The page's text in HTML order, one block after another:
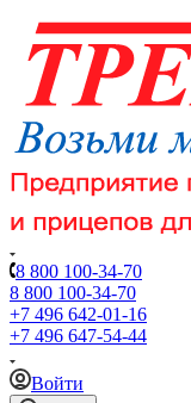
8 800 100-34-70
8 800 100-34-70
+7 496 642-01-16
+7 496 647-54-44
Войти